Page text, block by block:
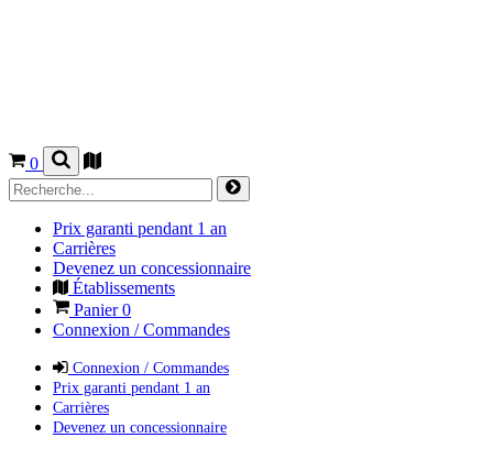
0
Prix garanti pendant 1 an
Carrières
Devenez un concessionnaire
Établissements
Panier0
Connexion / Commandes
Connexion / Commandes
Prix garanti pendant 1 an
Carrières
Devenez un concessionnaire